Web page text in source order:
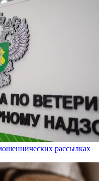
рассылках